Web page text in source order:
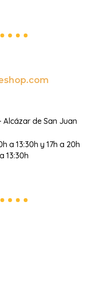
de San Juan
a 13:30h y 17h a 20h
13:30h